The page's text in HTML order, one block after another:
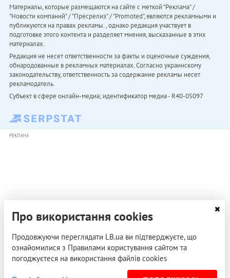
Материалы, которые размещаются на сайте с меткой "Реклама" /
"Новости компаний" / "Пресрелиз" / "Promoted", являются рекламными и
публикуются на правах рекламы. , однако редакция участвует в
подготовке этого контента и разделяет мнения, высказанные в этих
материалах.
Редакция не несет ответственности за факты и оценочные суждения,
обнародованные в рекламных материалах. Согласно украинскому
законодательству, ответственность за содержание рекламы несет
рекламодатель.
Субъект в сфере онлайн-медиа; идентификатор медиа - R40-05097
РЕКЛАМА
Про використання cookies
Продовжуючи переглядати LB.ua ви підтверджуєте, що
ознайомилися з Правилами користування сайтом та
погоджуєтеся на використання файлів cookies